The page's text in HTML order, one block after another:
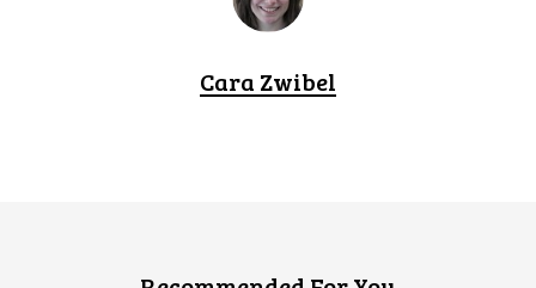
Cara Zwibel